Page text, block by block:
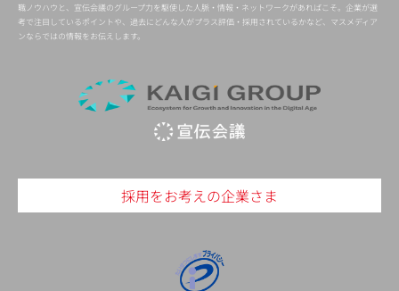
職ノウハウと、宣伝会議のグループ力を駆使した人脈・情報・ネットワークがあればこそ。企業が選
考で注目しているポイントや、過去にどんな人がプラス評価・採用されているかなど、マスメディア
ンならではの情報をお伝えします。
採用をお考えの企業さま